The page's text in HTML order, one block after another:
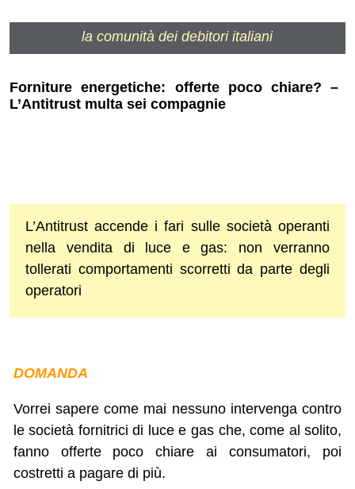
la comunità dei debitori italiani
Forniture energetiche: offerte poco chiare? –
L’Antitrust multa sei compagnie
L’Antitrust accende i fari sulle società operanti
nella vendita di luce e gas: non verranno
tollerati comportamenti scorretti da parte degli
operatori
DOMANDA
Vorrei sapere come mai nessuno intervenga contro
le società fornitrici di luce e gas che, come al solito,
fanno offerte poco chiare ai consumatori, poi
costretti a pagare di più.